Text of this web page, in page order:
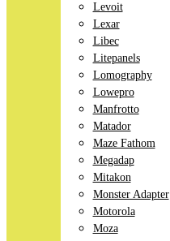
Levoit
Lexar
Libec
Litepanels
Lomography
Lowepro
Manfrotto
Matador
Maze Fathom
Megadap
Mitakon
Monster Adapter
Motorola
Moza